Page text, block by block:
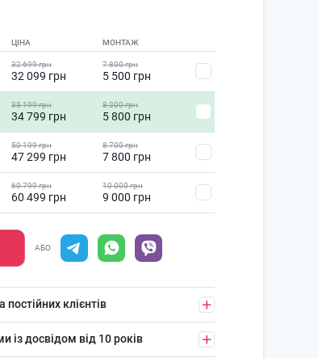
ЦІНА МОНТАЖ
32 699 грн
32 099 грн
7 800 грн
5 500 грн
35 199 грн
34 799 грн
8 200 грн
5 800 грн
50 199 грн
47 299 грн
8 700 грн
7 800 грн
60 799 грн
60 499 грн
10 000 грн
9 000 грн
АБО
клієнтів
із досвідом від 10 років